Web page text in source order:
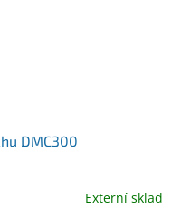
DMC300
Externí sklad